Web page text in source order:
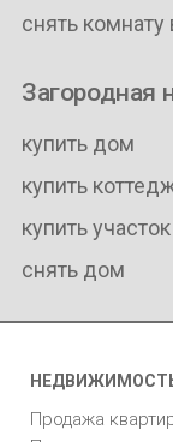
снять комнату
Загородная
купить дом
купить
купить участок
снять дом
Продажа